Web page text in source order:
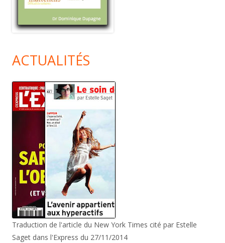
ACTUALITÉS
Traduction de l'article du New York Times cité par Estelle
Saget dans l'Express du 27/11/2014